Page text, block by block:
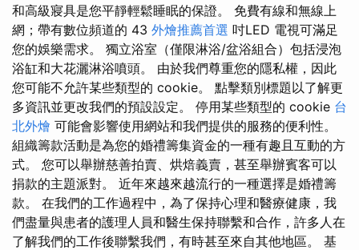
和高級寢具是您平靜輕鬆睡眠的保證。 免費有線和無線上
網；帶有數位頻道的 43 外燴推薦首選 吋LED 電視可滿足
您的娛樂需求。 獨立浴室（僅限淋浴/盆浴組合）包括浸泡
浴缸和大花灑淋浴噴頭。 由於我們尊重您的隱私權，因此
您可能不允許某些類型的 cookie。 點擊類別標題以了解更
多資訊並更改我們的預設設定。 停用某些類型的 cookie 台
北外燴 可能會影響使用網站和我們提供的服務的便利性。
組織籌款活動是為您的婚禮籌集資金的一種有趣且互動的方
式。 您可以舉辦慈善拍賣、烘焙義賣，甚至舉辦賓客可以
捐款的主題派對。 近年來越來越流行的一種選擇是婚禮籌
款。 在我們的工作過程中，為了保持心理和醫療健康，我
們盡量與患者的護理人員和醫生保持聯繫和合作，許多人在
了解我們的工作後聯繫我們，有時甚至來自其他地區。 基